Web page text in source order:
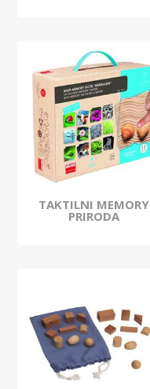
TAKTILNI MEMORY
PRIRODA